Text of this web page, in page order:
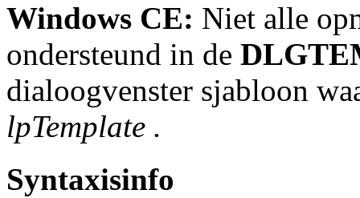
Windows CE: Niet alle
ondersteund in de
dialoogvenster sjabloon
lpTemplate .
Syntaxisinfo